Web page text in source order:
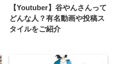
【Youtuber】谷やんさんって
どんな人？有名動画や投稿ス
タイルをご紹介